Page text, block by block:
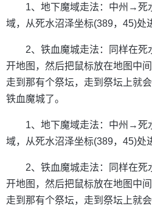
1、地下魔域走法：中州→
域，从死水沼泽坐标(389，45)处
2、铁血魔城走法：同样在
开地图，然后把鼠标放在地图中
走到那有个祭坛，走到祭坛上就
铁血魔城了。
1、地下魔域走法：中州→
域，从死水沼泽坐标(389，45)处
2、铁血魔城走法：同样在
开地图，然后把鼠标放在地图中
走到那有个祭坛，走到祭坛上就